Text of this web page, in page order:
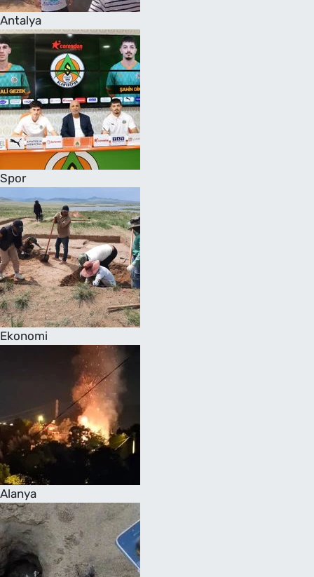
Antalya
Spor
Ekonomi
Alanya